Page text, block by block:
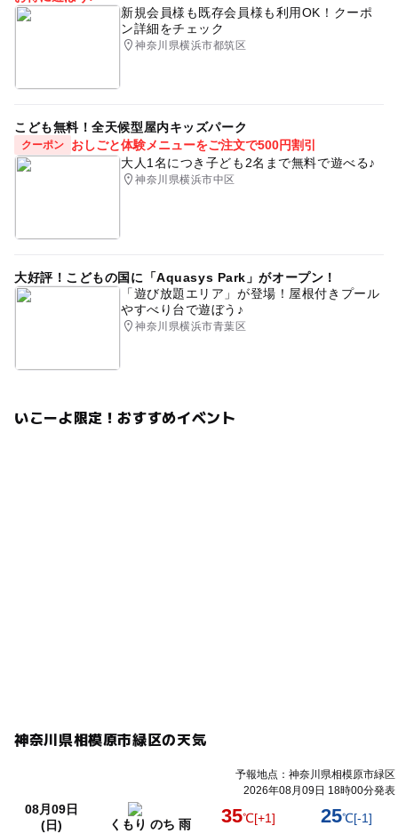
ベビー 育児 0歳 0歳からOK 生後2ヶ月
生後4ヶ月 生後5ヶ月
相模原市 町田市 ハーフバースデイ
育休取得パパ 親子のあそび場 親子の
新規会員様も既存会員様も利用OK！クーポ
ン詳細をチェック
神奈川県横浜市都筑区
こども無料！全天候型屋内キッズパーク
クーポン
おしごと体験メニューをご注文で500円割引
大人1名につき子ども2名まで無料で遊べる♪
神奈川県横浜市中区
大好評！こどもの国に「Aquasys Park」がオープン！
「遊び放題エリア」が登場！屋根付きプール
やすべり台で遊ぼう♪
神奈川県横浜市青葉区
いこーよ限定！おすすめイベント
神奈川県相模原市緑区の天気
予報地点：神奈川県相模原市緑区
2026年08月09日 18時00分発表
08月09日
(日)
くもり のち 雨 35℃[+1] 25℃[-1]